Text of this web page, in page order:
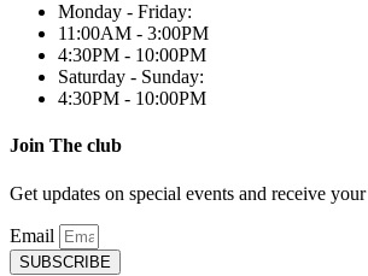
Monday - Friday:
11:00AM - 3:00PM
4:30PM - 10:00PM
Saturday - Sunday:
4:30PM - 10:00PM
Join The club
Get updates on special events and receive
Email
SUBSCRIBE